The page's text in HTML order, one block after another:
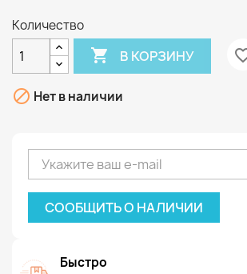
Количество
 В КОРЗИНУ
 Нет в наличии
СООБЩИТЬ О НАЛИЧИИ
Быстро